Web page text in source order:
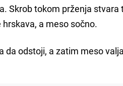
Skrob tokom prženja stvara
a meso sočno.
odstoji, a zatim meso